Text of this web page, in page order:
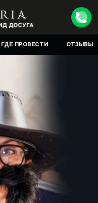
ГДЕ ПРОВЕСТИ ОТЗЫВЫ